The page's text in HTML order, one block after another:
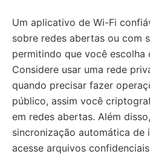
Um aplicativo de Wi-Fi
sobre redes abertas ou com
permitindo que você escolha
Considere usar uma rede
quando precisar fazer
público, assim você
em redes abertas. Além
sincronização automática de
acesse arquivos